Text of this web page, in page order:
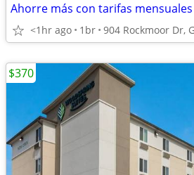
<1hr ago 1br 904 Rockmoor Dr,
$370